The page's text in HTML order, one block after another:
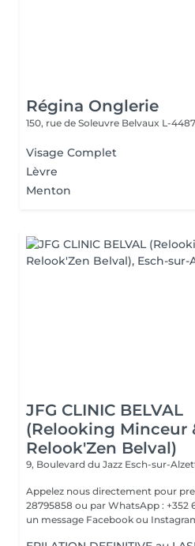
Régina Onglerie
150, rue de Soleuvre Belvaux L-4487
Visage Complet
Lèvre
Menton
JFG CLINIC BELVAL
(Relooking Minceur
Relook'Zen Belval)
9, Boulevard du Jazz Esch-sur-
Appelez nous directement pour
28795858 ou par WhatsApp : +352
un message Facebook ou